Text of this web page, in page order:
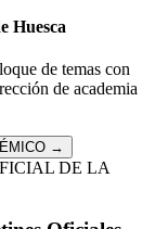
Huesca
de temas con
de academia
→